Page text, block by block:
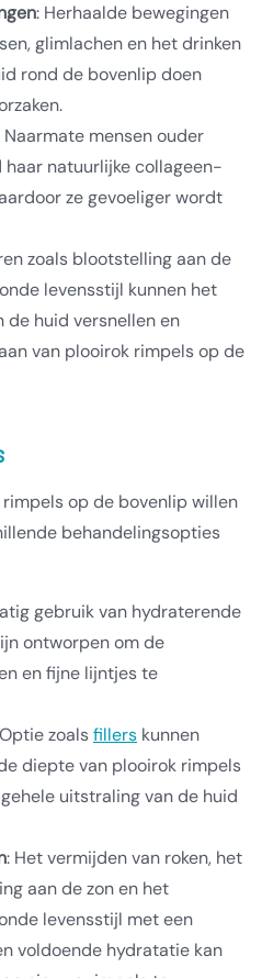
: Herhaalde bewegingen
glimlachen en het drinken
rond de bovenlip doen
Naarmate mensen ouder
natuurlijke collageen-
ze gevoeliger wordt
zoals blootstelling aan de
levensstijl kunnen het
de huid versnellen en
van plooirok rimpels op de
op de bovenlip willen
behandelingsopties
gebruik van hydraterende
ontworpen om de
en fijne lijntjes te
zoalsfillers kunnen
diepte van plooirok rimpels
uitstraling van de huid
: Het vermijden van roken, het
aan de zon en het
levensstijl met een
voldoende hydratatie kan